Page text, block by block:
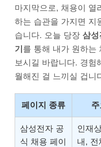
마지막으로, 채용이 열
하는 습관을 가지면 지
습니다. 오늘 당장 삼성
기 를 통해 내가 원하는
보시길 바랍니다. 경험
월해진 걸 느끼실 겁니
페이지 종류
삼성전자 공
식 채용 페이
인재
내, 전